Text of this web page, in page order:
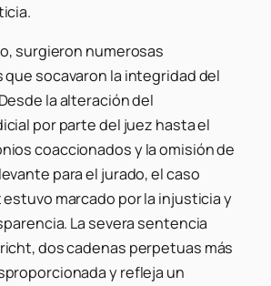
surgieron numerosas
socavaron la integridad del
la alteración del
por parte del juez hasta el
coaccionados y la omisión de
para el jurado, el caso
marcado por la injusticia y
La severa sentencia
dos cadenas perpetuas más
y refleja un